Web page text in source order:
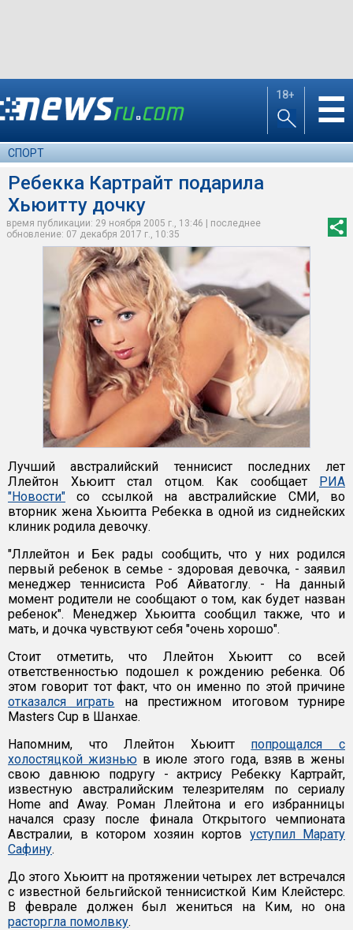
18+ ☰
СПОРТ
Ребекка Картрайт подарила
Хьюитту дочку
время публикации: 29 ноября 2005 г., 13:46 | последнее
обновление: 07 декабря 2017 г., 10:35
Лучший австралийский теннисист последних лет
Ллейтон Хьюитт стал отцом. Как сообщает РИА
"Новости" со ссылкой на австралийские СМИ, во
вторник жена Хьюитта Ребекка в одной из сиднейских
клиник родила девочку.
"Лллейтон и Бек рады сообщить, что у них родился
первый ребенок в семье - здоровая девочка, - заявил
менеджер теннисиста Роб Айватоглу. - На данный
момент родители не сообщают о том, как будет назван
ребенок". Менеджер Хьюитта сообщил также, что и
мать, и дочка чувствуют себя "очень хорошо".
Стоит отметить, что Ллейтон Хьюитт со всей
ответственностью подошел к рождению ребенка. Об
этом говорит тот факт, что он именно по этой причине
отказался играть на престижном итоговом турнире
Masters Cup в Шанхае.
Напомним, что Ллейтон Хьюитт попрощался с
холостяцкой жизньюв июле этого года, взяв в жены
свою давнюю подругу - актрису Ребекку Картрайт,
известную австралийским телезрителям по сериалу
Home and Away. Роман Ллейтона и его избранницы
начался сразу после финала Открытого чемпионата
Австралии, в котором хозяин кортов уступил Марату
Сафину.
До этого Хьюитт на протяжении четырех лет встречался
с известной бельгийской теннисисткой Ким Клейстерс.
В феврале должен был жениться на Ким, но она
расторгла помолвку.